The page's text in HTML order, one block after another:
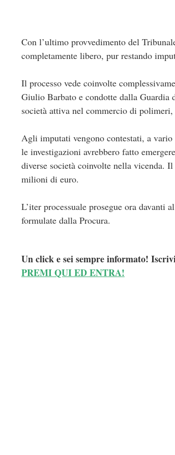
Con l’ultimo provvedimento del
completamente libero, pur restando
Il processo vede coinvolte
Giulio Barbato e condotte dalla Guardia
società attiva nel commercio di
Agli imputati vengono contestati, a
le investigazioni avrebbero fatto
diverse società coinvolte nella vicenda.
milioni di euro.
L’iter processuale prosegue ora davanti
formulate dalla Procura.
Un click e sei sempre informato!
PREMI QUI ED ENTRA!